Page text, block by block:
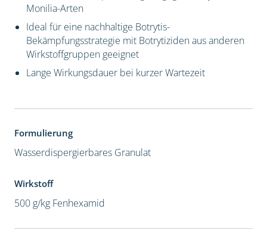
Monilia-Arten
Ideal für eine nachhaltige Botrytis-
Bekämpfungsstrategie mit Botrytiziden aus anderen
Wirkstoffgruppen geeignet
Lange Wirkungsdauer bei kurzer Wartezeit
Formulierung
Wasserdispergierbares Granulat
Wirkstoff
500 g/kg Fenhexamid